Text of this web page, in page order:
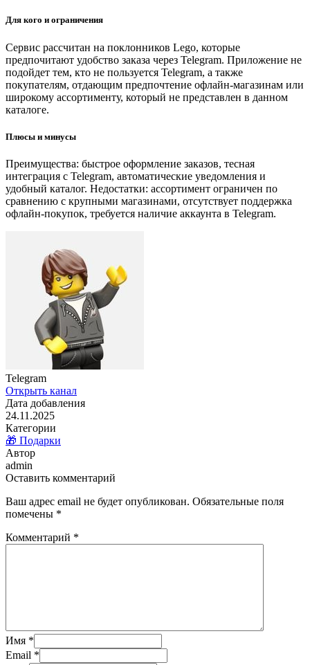
Для кого и ограничения
Сервис рассчитан на поклонников Lego, которые
предпочитают удобство заказа через Telegram. Приложение не
подойдет тем, кто не пользуется Telegram, а также
покупателям, отдающим предпочтение офлайн-магазинам или
широкому ассортименту, который не представлен в данном
каталоге.
Плюсы и минусы
Преимущества: быстрое оформление заказов, тесная
интеграция с Telegram, автоматические уведомления и
удобный каталог. Недостатки: ассортимент ограничен по
сравнению с крупными магазинами, отсутствует поддержка
офлайн-покупок, требуется наличие аккаунта в Telegram.
Telegram
Открыть канал
Дата добавления
24.11.2025
Категории
🎁 Подарки
Автор
admin
Оставить комментарий
Ваш адрес email не будет опубликован. Обязательные поля
помечены *
Комментарий *
Имя *
Email *